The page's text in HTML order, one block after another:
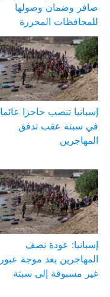
صافر وضمان وصولها
للمحافظات المحررة
إسبانيا تنصب حاجزا عائما
في سبتة عقب تدفق
المهاجرين
إسبانيا: عودة نصف
المهاجرين بعد موجة عبور
غير مسبوقة إلى سبتة